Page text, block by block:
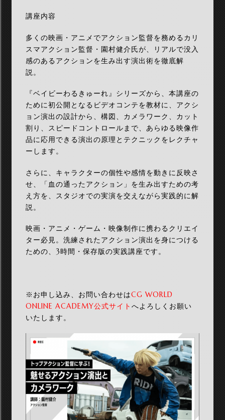
講座内容
多くの映画・アニメでアクション監督を務めるカリ
スマアクション監督・園村健介氏が、リアルで没入
感のあるアクションを生み出す演出術を徹底解
説。
『ベイビーわるきゅーれ』シリーズから、本講座の
ために初公開となるビデオコンテを教材に、アクシ
ョン演出の設計から、構図、カメラワーク、カット
割り、スピードコントロールまで、あらゆる映像作
品に応用できる演出の原理とテクニックをレクチャ
ーします。
さらに、キャラクターの個性や感情を動きに反映さ
せ、「血の通ったアクション」を生み出すための考
え方を、スタジオでの実演を交えながら実践的に解
説。
映画・アニメ・ゲーム・映像制作に携わるクリエイ
ター必見。洗練されたアクション演出を身につける
ための、3時間・保存版の実践講座です。
※お申し込み、お問い合わせはCG WORLD
ONLINE ACADEMY公式サイトへよろしくお願い
いたします。